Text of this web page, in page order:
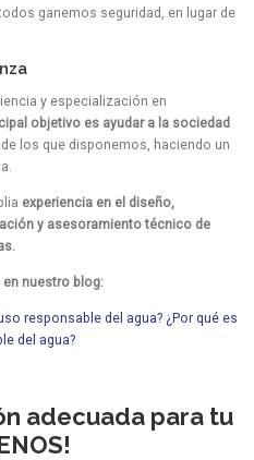
ganemos seguridad, en lugar de
y especialización en
objetivo es ayudar a la sociedad
de los que disponemos, haciendo un
experiencia en el diseño,
y asesoramiento técnico de
nuestro blog:
responsable del agua? ¿Por qué es
del agua?
adecuada para tu